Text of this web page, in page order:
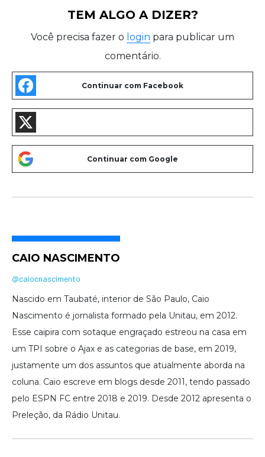
TEM ALGO A DIZER?
Você precisa fazer o login para publicar um
comentário.
CAIO NASCIMENTO
@caiocnascimento
Nascido em Taubaté, interior de São Paulo, Caio
Nascimento é jornalista formado pela Unitau, em 2012.
Esse caipira com sotaque engraçado estreou na casa em
um TPI sobre o Ajax e as categorias de base, em 2019,
justamente um dos assuntos que atualmente aborda na
coluna. Caio escreve em blogs desde 2011, tendo passado
pelo ESPN FC entre 2018 e 2019. Desde 2012 apresenta o
Preleção, da Rádio Unitau.